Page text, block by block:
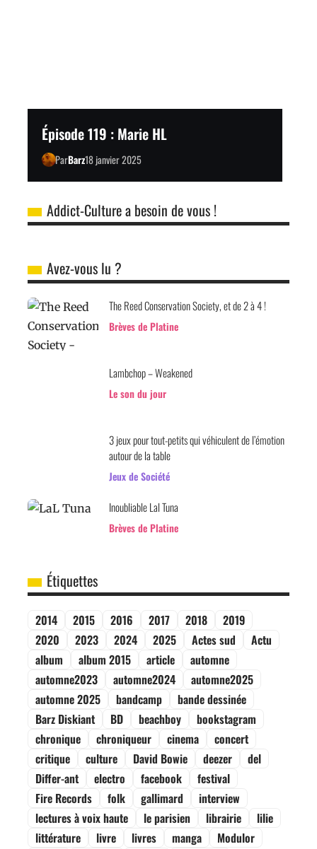
Épisode 119 : Marie HL
ParBarz18 janvier 2025
Addict-Culture a besoin de vous !
Avez-vous lu ?
The Reed Conservation Society, et de 2 à 4 !
Brèves de Platine
Lambchop – Weakened
Le son du jour
3 jeux pour tout-petits qui véhiculent de l’émotion
autour de la table
Jeux de Société
Inoubliable Lal Tuna
Brèves de Platine
Étiquettes
2014 2015 2016 2017 2018
2019
2020
2023 2024 2025 Actes sud
Actu
album
album 2015 article
automne
automne2023
automne2024
automne2025
automne 2025
bandcamp
bande dessinée
Barz Diskiant
BD beachboy
bookstagram
chronique
chroniqueur cinema
concert
critique
culture David Bowie deezer
del
Differ-ant
electro facebook
festival
Fire Records
folk gallimard
interview
lectures à voix haute
le parisien librairie
lilie
littérature
livre livres manga
Modulor